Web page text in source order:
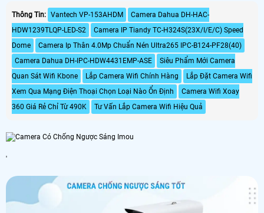
Thông Tin: Vantech VP-153AHDM
Camera Dahua DH-HAC-
HDW1239TLQP-LED-S2
Camera IP Tiandy TC-H324S(23X/I/E/C) Speed
Dome
Camera Ip Thân 4.0Mp Chuẩn Nén Ultra265 IPC-B124-PF28(40)
Camera Dahua DH-IPC-HDW4431EMP-ASE
Siêu Phẩm Mới Camera
Quan Sát Wifi Kbone
Lắp Camera Wifi Chính Hàng
Lắp Đặt Camera Wifi
Xem Qua Mạng Điện Thoại Chọn Loại Nào Ổn Định
Camera Wifi Xoay
360 Giá Rẻ Chỉ Từ 490K
Tư Vấn Lắp Camera Wifi Hiệu Quả
'